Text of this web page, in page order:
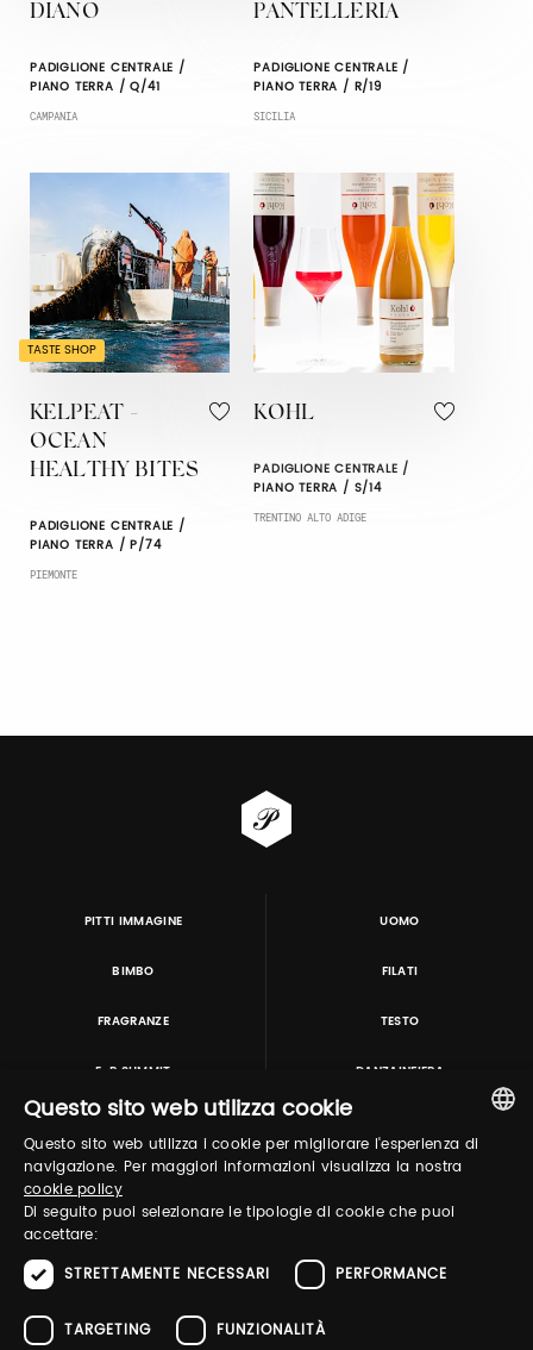
DIANO
PADIGLIONE CENTRALE /
PIANO TERRA / Q/41
CAMPANIA
PANTELLERIA
PADIGLIONE CENTRALE /
PIANO TERRA / R/19
SICILIA
TASTE SHOP
KELPEAT -
OCEAN
HEALTHY BITES
PADIGLIONE CENTRALE /
PIANO TERRA / P/74
PIEMONTE
KOHL
PADIGLIONE CENTRALE /
PIANO TERRA / S/14
TRENTINO ALTO ADIGE
PITTI IMMAGINE UOMO
BIMBO FILATI
FRAGRANZE TESTO
E-P SUMMIT DANZAINFIERA
TUTORING & CONSULTING
ITALIAN
Questo sito web utilizza cookie
Questo sito web utilizza i cookie per migliorare l'esperienza di
navigazione. Per maggiori informazioni visualizza la nostra
cookie policy
Di seguito puoi selezionare le tipologie di cookie che puoi
accettare:
STRETTAMENTE NECESSARI
PERFORMANCE
TARGETING FUNZIONALITÀ